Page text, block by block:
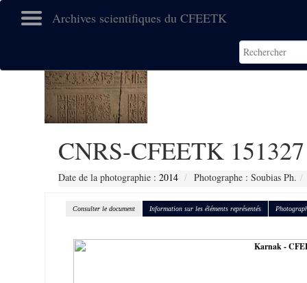
Archives scientifiques du CFEETK
CNRS-CFEETK 151327
Date de la photographie : 2014 Photographe : Soubias Ph.
Consulter le document Information sur les éléments représentés